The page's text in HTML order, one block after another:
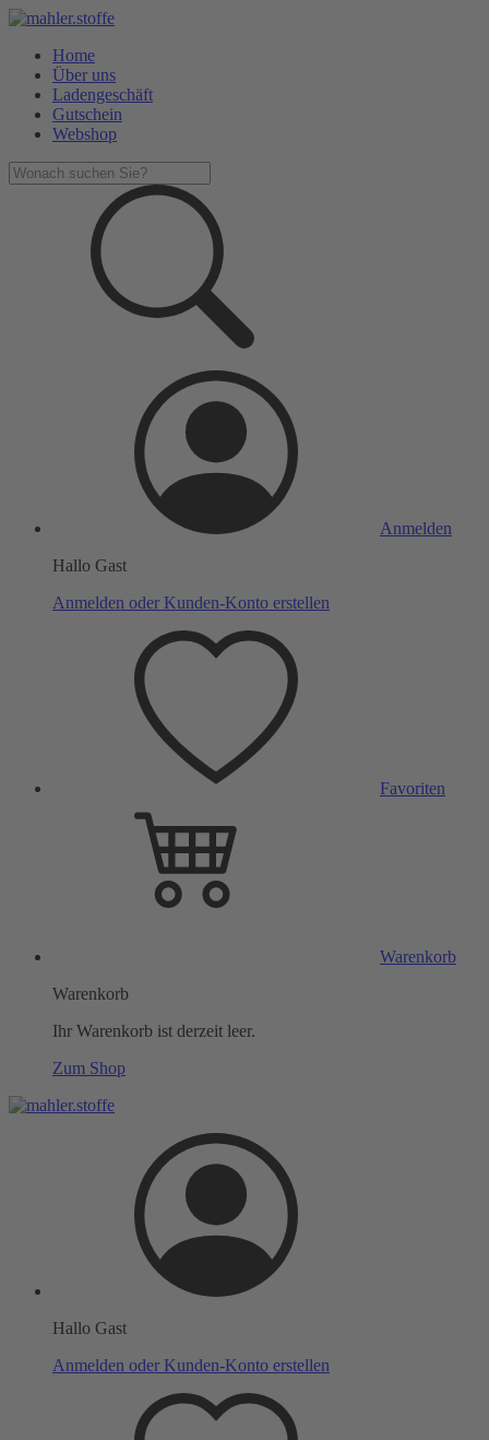
Home
Über uns
Ladengeschäft
Gutschein
Webshop
Anmelden
Hallo Gast
Anmelden oder Kunden-Konto erstellen
Favoriten
Warenkorb
Warenkorb
Ihr Warenkorb ist derzeit leer.
Zum Shop
Hallo Gast
Anmelden oder Kunden-Konto erstellen